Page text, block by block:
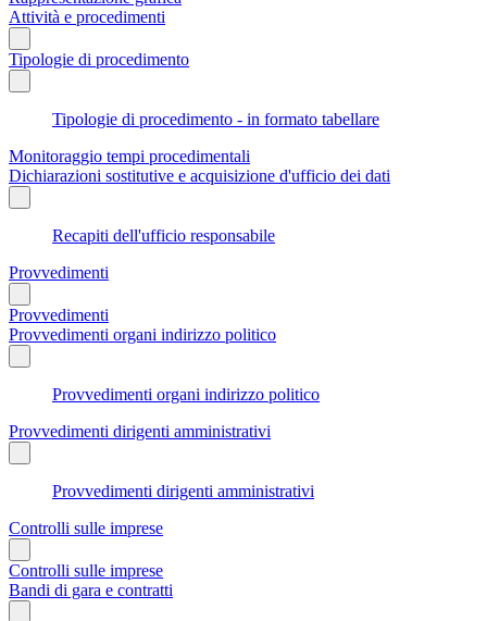
Attività e procedimenti
Tipologie di procedimento
Tipologie di procedimento - in formato tabellare
Monitoraggio tempi procedimentali
Dichiarazioni sostitutive e acquisizione d'ufficio dei dati
Recapiti dell'ufficio responsabile
Provvedimenti
Provvedimenti
Provvedimenti organi indirizzo politico
Provvedimenti organi indirizzo politico
Provvedimenti dirigenti amministrativi
Provvedimenti dirigenti amministrativi
Controlli sulle imprese
Controlli sulle imprese
Bandi di gara e contratti